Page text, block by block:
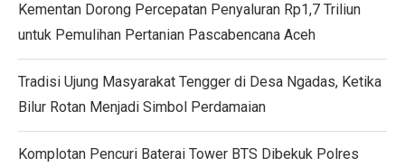
Kementan Dorong Percepatan Penyaluran Rp1,7 Triliun
untuk Pemulihan Pertanian Pascabencana Aceh
Tradisi Ujung Masyarakat Tengger di Desa Ngadas, Ketika
Bilur Rotan Menjadi Simbol Perdamaian
Komplotan Pencuri Baterai Tower BTS Dibekuk Polres